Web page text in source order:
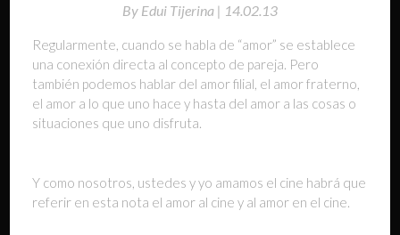
By Edui Tijerina | 14.02.13
Regularmente, cuando se habla de “amor” se establece
una conexión directa al concepto de pareja. Pero
también podemos hablar del amor filial, el amor fraterno,
el amor a lo que uno hace y hasta del amor a las cosas o
situaciones que uno disfruta.
Y como nosotros, ustedes y yo amamos el cine habrá que
referir en esta nota el amor al cine y al amor en el cine.